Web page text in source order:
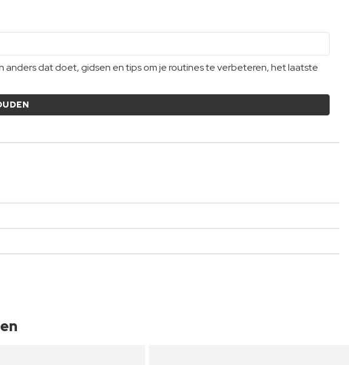
dat doet, gidsen en tips om je routines te verbeteren, het laatste